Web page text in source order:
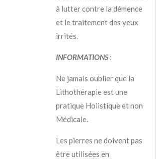
à lutter contre la démence
et le traitement des yeux
irrités.
INFORMATIONS:
Ne jamais oublier que la
Lithothérapie est une
pratique Holistique et non
Médicale.
Les pierres ne doivent pas
être utilisées en